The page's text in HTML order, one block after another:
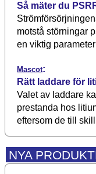
Så mäter du
motstå störningar
en viktig
Mascot:
Rätt laddare för
Valet av laddare
prestanda hos
eftersom de till
NYA